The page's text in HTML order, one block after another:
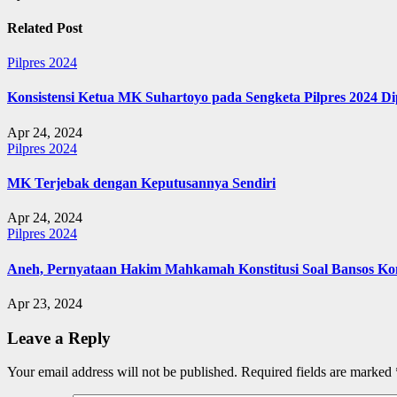
Related Post
Pilpres 2024
Konsistensi Ketua MK Suhartoyo pada Sengketa Pilpres 2024
Apr 24, 2024
Pilpres 2024
MK Terjebak dengan Keputusannya Sendiri
Apr 24, 2024
Pilpres 2024
Aneh, Pernyataan Hakim Mahkamah Konstitusi Soal Bansos
Apr 23, 2024
Leave a Reply
Your email address will not be published. Required fields are marked